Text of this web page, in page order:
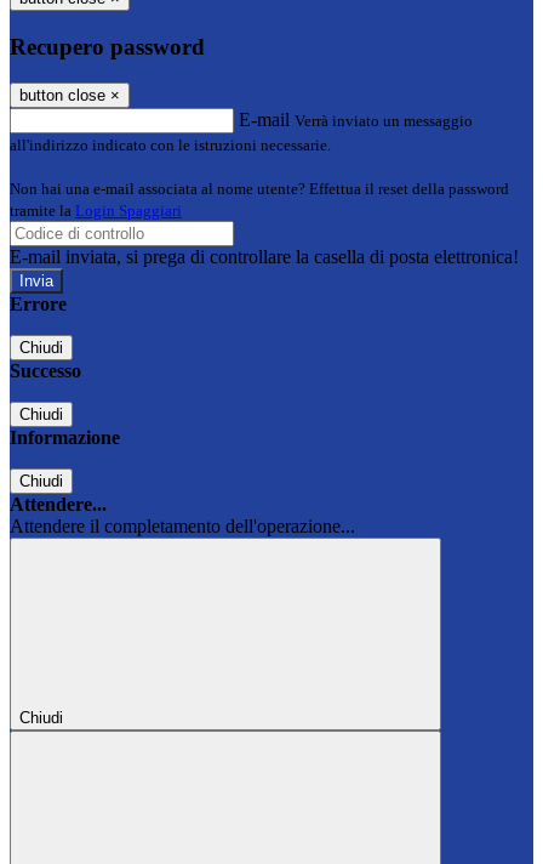
Recupero password
button close ×
E-mail Verrà inviato un messaggio
all'indirizzo indicato con le istruzioni necessarie.
Non hai una e-mail associata al nome utente? Effettua il reset della password
tramite la Login Spaggiari
E-mail inviata, si prega di controllare la casella di posta elettronica!
Errore
Chiudi
Successo
Chiudi
Informazione
Chiudi
Attendere...
Attendere il completamento dell'operazione...
Chiudi